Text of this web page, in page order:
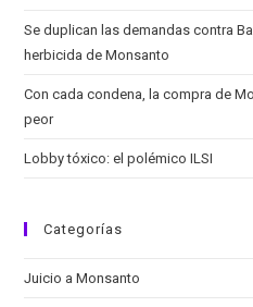
Se duplican las demandas contra
herbicida de Monsanto
Con cada condena, la compra de
peor
Lobby tóxico: el polémico ILSI
Categorías
Juicio a Monsanto